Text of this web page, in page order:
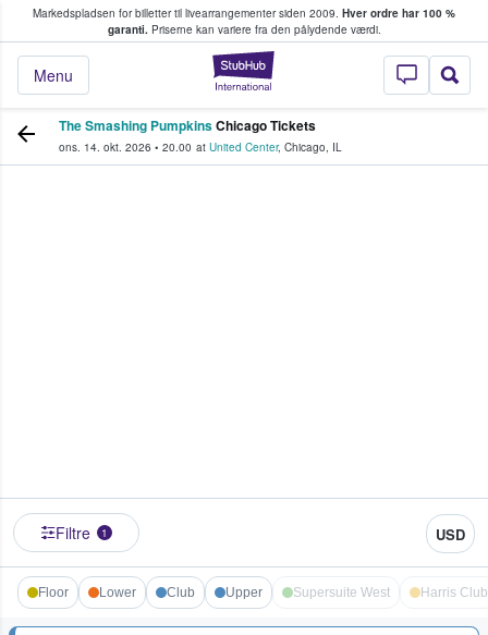
Markedspladsen for billetter til livearrangementer siden 2009. Hver ordre har 100 %
garanti.Priserne kan variere fra den pålydende værdi.
StubHub - Hvor
Menu
køber og sælger billetter
The Smashing PumpkinsChicago Tickets
ons. 14. okt. 2026 • 20.00 at United Center, Chicago, IL
Filtre 1 USD
Floor Lower Club Upper Supersuite West Harris Club